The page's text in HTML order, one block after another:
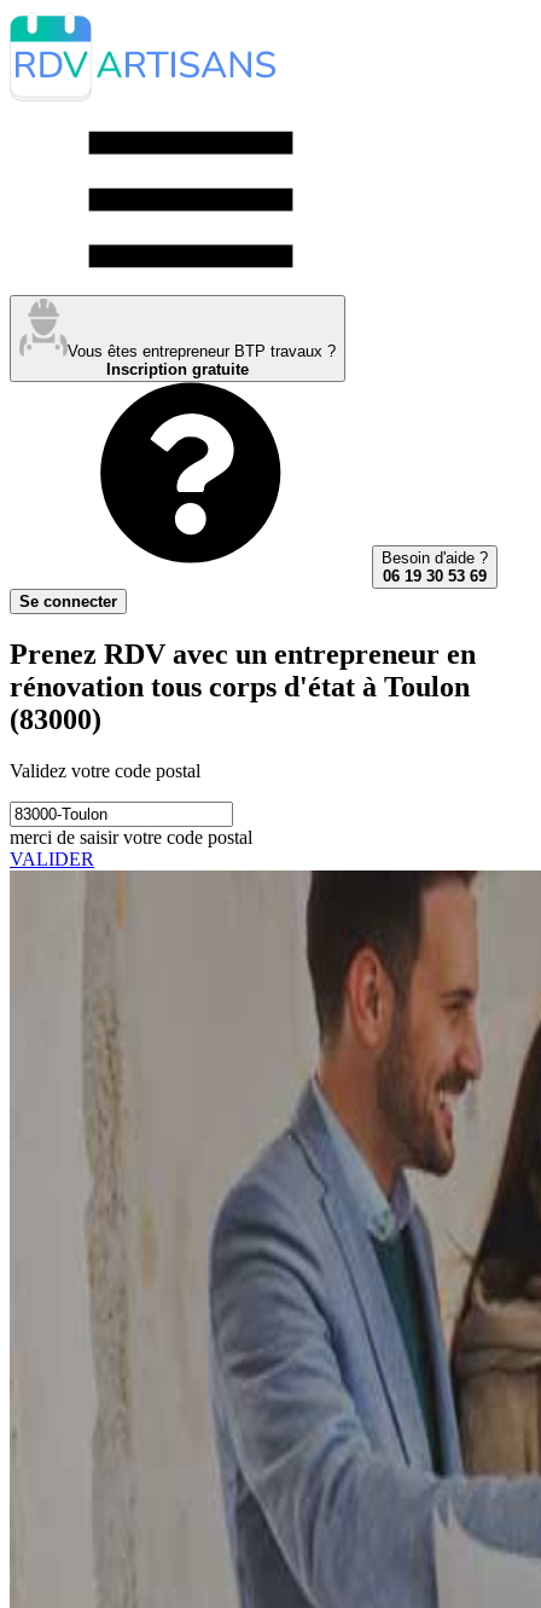
Vous êtes entrepreneur BTP travaux ?
Inscription gratuite
Besoin d'aide ?
06 19 30 53 69
Se connecter
Prenez RDV avec un entrepreneur en
rénovation tous corps d'état à Toulon
(83000)
Validez votre code postal
merci de saisir votre code postal
VALIDER